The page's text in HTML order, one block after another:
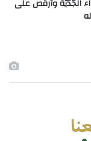
الجّدّيّة وأرقص على